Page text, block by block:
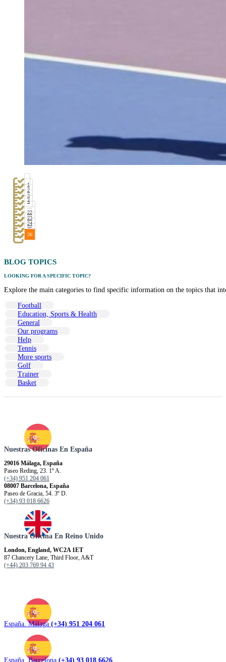
1
2
3
4
…
22
23
24
25
26
BLOG TOPICS
LOOKING FOR A SPECIFIC TOPIC?
Explore the main categories to find specific information on the topics that
Football
Education, Sports & Health
General
Our programs
Help
Tennis
More sports
Golf
Trainer
Basket
Nuestras Oficinas En España
29016 Málaga, España
Paseo Reding, 23. 1º A.
(+34) 951 204 061
08007 Barcelona, España
Paseo de Gracia, 54. 3º D.
(+34) 93 018 6626
Nuestra Oficina En Reino Unido
London, England, WC2A 1ET
87 Chancery Lane, Third Floor, A&T
(+44) 203 769 94 43
España. Málaga (+34) 951 204 061
España. Barcelona (+34) 93 018 6626